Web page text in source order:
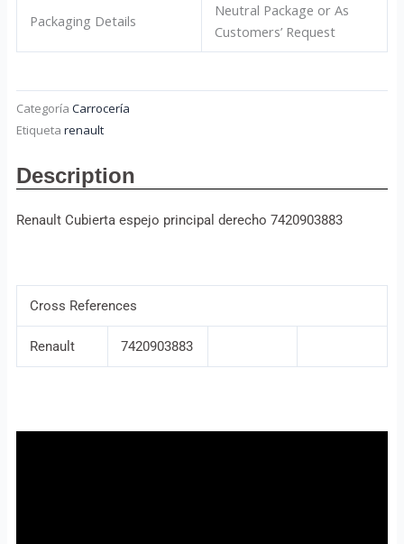
Packaging Details
Neutral Package or As
Customers’ Request
Categoría Carrocería
Etiqueta renault
Description
Renault Cubierta espejo principal derecho 7420903883
Cross References
Renault 7420903883